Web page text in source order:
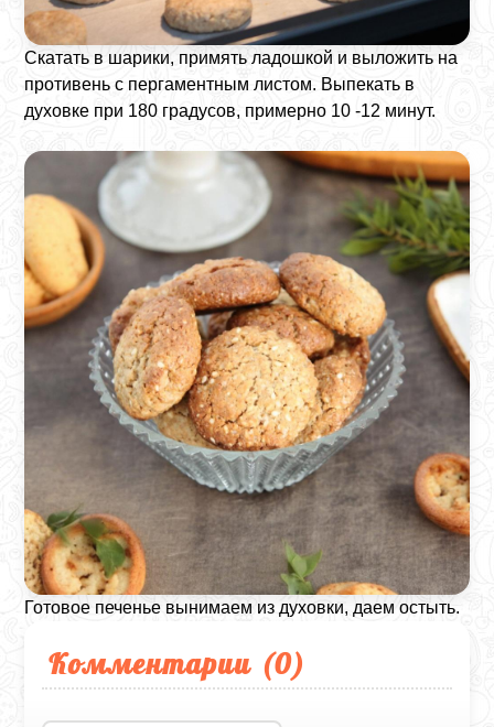
Скатать в шарики, примять ладошкой и выложить на
противень с пергаментным листом. Выпекать в
духовке при 180 градусов, примерно 10 -12 минут.
Готовое печенье вынимаем из духовки, даем остыть.
Комментарии (0)